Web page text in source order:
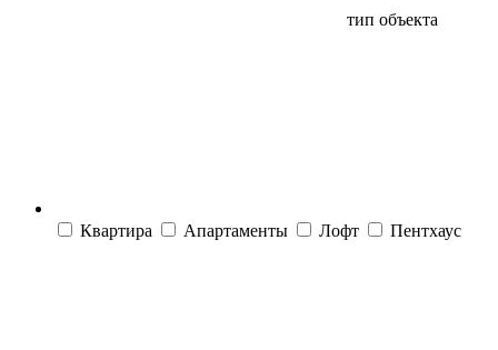
тип объекта
Квартира Апартаменты Лофт Пентхаус